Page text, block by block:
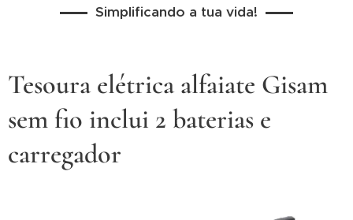
Simplificando a tua vida!
Tesoura elétrica alfaiate Gisam
sem fio inclui 2 baterias e
carregador